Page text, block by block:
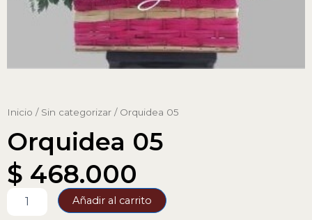
Inicio / Sin categorizar / Orquidea 05
Orquidea 05
$ 468.000
Añadir al carrito